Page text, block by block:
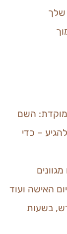
שלך
השם
– כדי
האישה ועוד
בשעות